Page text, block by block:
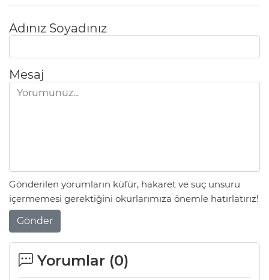
Adınız Soyadınız
Mesaj
Gönderilen yorumların küfür, hakaret ve suç unsuru
içermemesi gerektiğini okurlarımıza önemle hatırlatırız!
Gönder
Yorumlar (0)